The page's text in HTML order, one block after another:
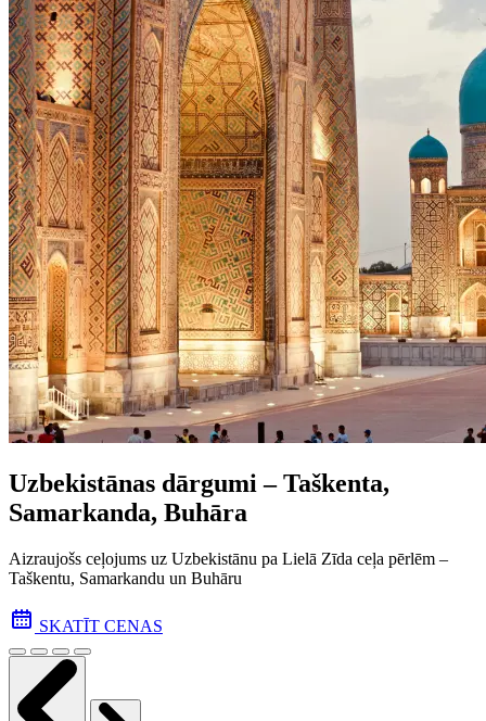
Uzbekistānas dārgumi – Taškenta,
Samarkanda, Buhāra
Aizraujošs ceļojums uz Uzbekistānu pa Lielā Zīda ceļa pēr­lēm –
Taškentu, Samarkandu un Buhāru
SKATĪT CENAS